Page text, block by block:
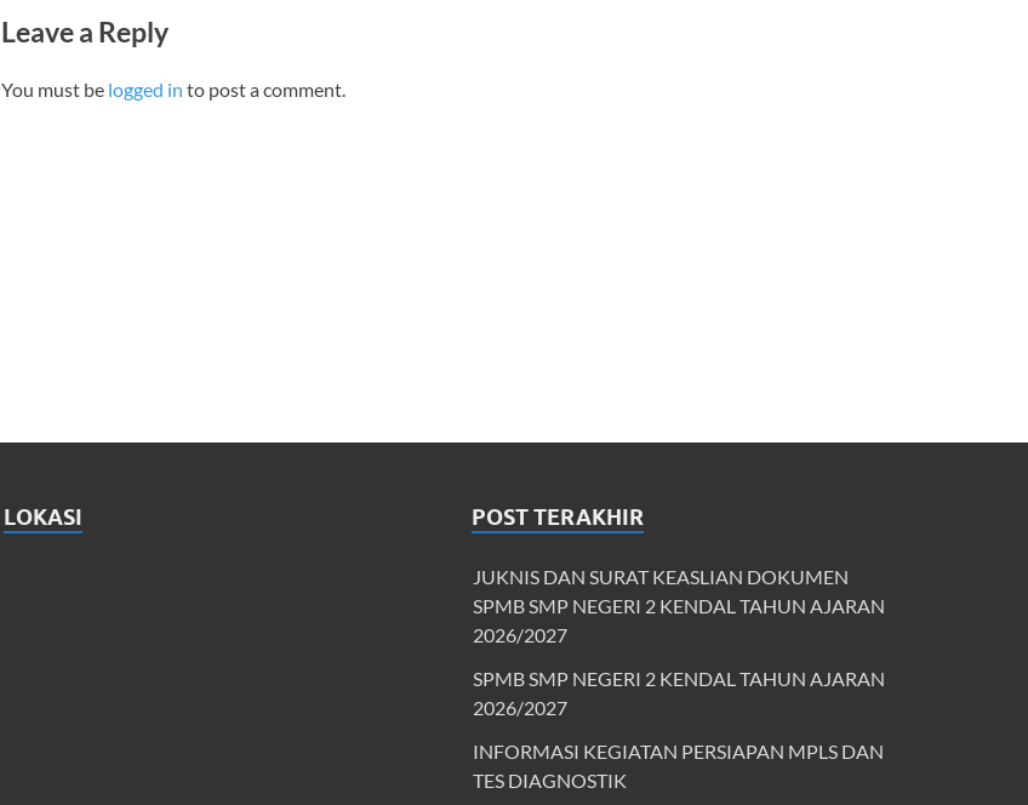
Leave a Reply
You must be logged in to post a comment.
LOKASI POST TERAKHIR
JUKNIS DAN SURAT KEASLIAN DOKUMEN
SPMB SMP NEGERI 2 KENDAL TAHUN AJARAN
2026/2027
SPMB SMP NEGERI 2 KENDAL TAHUN AJARAN
2026/2027
INFORMASI KEGIATAN PERSIAPAN MPLS DAN
TES DIAGNOSTIK